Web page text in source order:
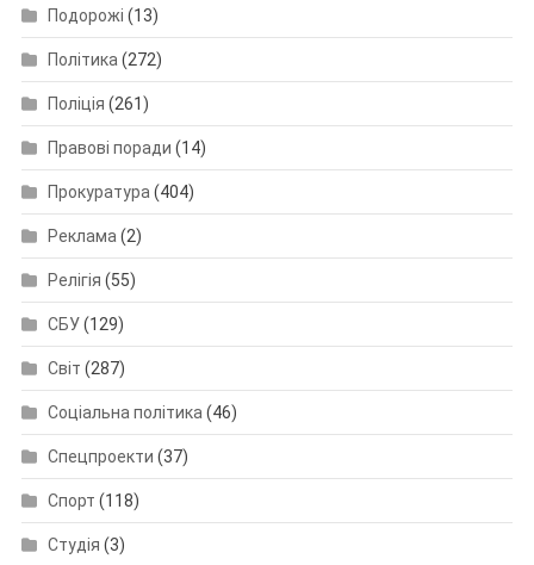
Подорожі (13)
Політика (272)
Поліція (261)
Правові поради (14)
Прокуратура (404)
Реклама (2)
Релігія (55)
СБУ(129)
Світ (287)
Соціальна політика (46)
Спецпроекти (37)
Спорт (118)
Студія (3)